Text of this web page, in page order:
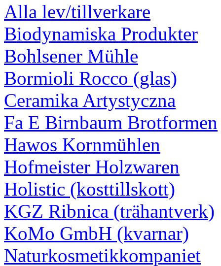
Alla lev/tillverkare
Biodynamiska Produkter
Bohlsener Mühle
Bormioli Rocco (glas)
Ceramika Artystyczna
Fa E Birnbaum Brotformen
Hawos Kornmühlen
Hofmeister Holzwaren
Holistic (kosttillskott)
KGZ Ribnica (trähantverk)
KoMo GmbH (kvarnar)
Naturkosmetikkompaniet